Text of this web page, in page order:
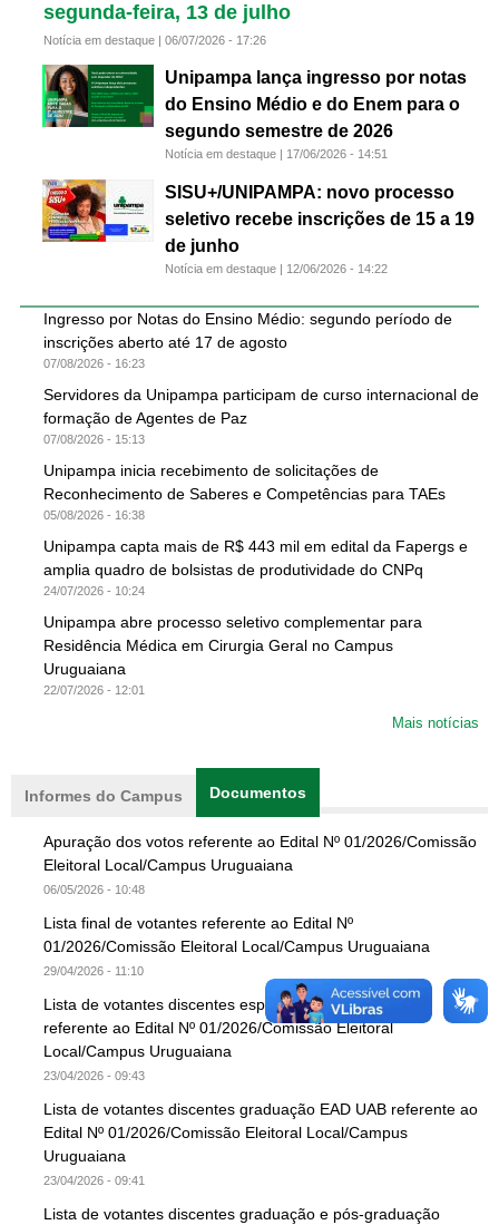
segunda-feira, 13 de julho
Notícia em destaque | 06/07/2026 - 17:26
Unipampa lança ingresso por notas
do Ensino Médio e do Enem para o
segundo semestre de 2026
Notícia em destaque | 17/06/2026 - 14:51
SISU+/UNIPAMPA: novo processo
seletivo recebe inscrições de 15 a 19
de junho
Notícia em destaque | 12/06/2026 - 14:22
Ingresso por Notas do Ensino Médio: segundo período de
inscrições aberto até 17 de agosto
07/08/2026 - 16:23
Servidores da Unipampa participam de curso internacional de
formação de Agentes de Paz
07/08/2026 - 15:13
Unipampa inicia recebimento de solicitações de
Reconhecimento de Saberes e Competências para TAEs
05/08/2026 - 16:38
Unipampa capta mais de R$ 443 mil em edital da Fapergs e
amplia quadro de bolsistas de produtividade do CNPq
24/07/2026 - 10:24
Unipampa abre processo seletivo complementar para
Residência Médica em Cirurgia Geral no Campus
Uruguaiana
22/07/2026 - 12:01
Mais notícias
Informes do Campus Documentos
Apuração dos votos referente ao Edital Nº 01/2026/Comissão
Eleitoral Local/Campus Uruguaiana
06/05/2026 - 10:48
Lista final de votantes referente ao Edital Nº
01/2026/Comissão Eleitoral Local/Campus Uruguaiana
29/04/2026 - 11:10
Lista de votantes discentes especialização EAD UAB
referente ao Edital Nº 01/2026/Comissão Eleitoral
Local/Campus Uruguaiana
23/04/2026 - 09:43
Lista de votantes discentes graduação EAD UAB referente ao
Edital Nº 01/2026/Comissão Eleitoral Local/Campus
Uruguaiana
23/04/2026 - 09:41
Lista de votantes discentes graduação e pós-graduação